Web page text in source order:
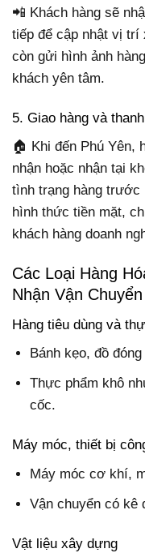
📲 Khách hàng sẽ
tiếp để cập nhật vị trí
còn gửi hình ảnh
khách yên tâm.
5. Giao hàng và
🏠 Khi đến Phú Yên,
nhận hoặc nhận tại
tình trạng hàng trước
hình thức tiền mặt,
khách hàng doanh
Các Loại Hàng
Nhận Vận Chuyển
Hàng tiêu dùng và
Bánh kẹo, đồ
Thực phẩm khô
cốc.
Máy móc, thiết bị
Máy móc cơ khí,
Vận chuyển có kê
Vật liệu xây dựng